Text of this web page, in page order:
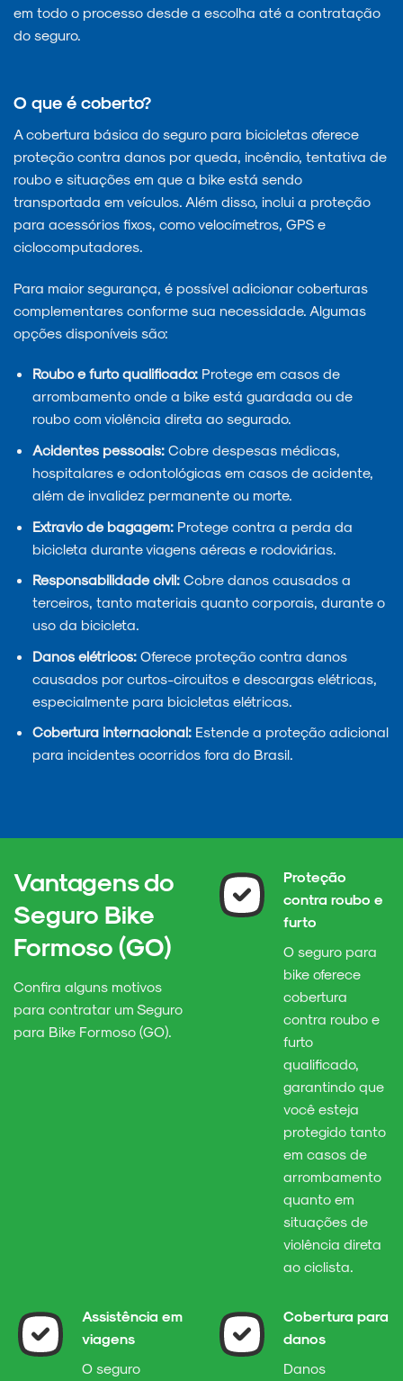
em todo o processo desde a escolha até a contratação
do seguro.
O que é coberto?
A cobertura básica do seguro para bicicletas oferece
proteção contra danos por queda, incêndio, tentativa de
roubo e situações em que a bike está sendo
transportada em veículos. Além disso, inclui a proteção
para acessórios fixos, como velocímetros, GPS e
ciclocomputadores.
Para maior segurança, é possível adicionar coberturas
complementares conforme sua necessidade. Algumas
opções disponíveis são:
Roubo e furto qualificado:Protege em casos de
arrombamento onde a bike está guardada ou de
roubo com violência direta ao segurado.
Acidentes pessoais:Cobre despesas médicas,
hospitalares e odontológicas em casos de acidente,
além de invalidez permanente ou morte.
Extravio de bagagem:Protege contra a perda da
bicicleta durante viagens aéreas e rodoviárias.
Responsabilidade civil:Cobre danos causados a
terceiros, tanto materiais quanto corporais, durante o
uso da bicicleta.
Danos elétricos:Oferece proteção contra danos
causados por curtos-circuitos e descargas elétricas,
especialmente para bicicletas elétricas.
Cobertura internacional:Estende a proteção adicional
para incidentes ocorridos fora do Brasil.
Vantagens do
Seguro Bike
Formoso (GO)
Confira alguns motivos
para contratar um Seguro
para Bike Formoso (GO).
Proteção
contra roubo e
furto
O seguro para
bike oferece
cobertura
contra roubo e
furto
qualificado,
garantindo que
você esteja
protegido tanto
em casos de
arrombamento
quanto em
situações de
violência direta
ao ciclista.
Assistência em
viagens
O seguro
Cobertura para
danos
Danos